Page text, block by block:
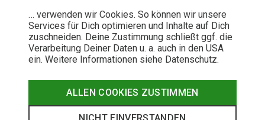
… verwenden wir Cookies. So können wir unsere
Services für Dich optimieren und Inhalte auf Dich
zuschneiden. Deine Zustimmung schließt ggf. die
Verarbeitung Deiner Daten u. a. auch in den USA
ein. Weitere Informationen siehe Datenschutz.
ALLEN COOKIES ZUSTIMMEN